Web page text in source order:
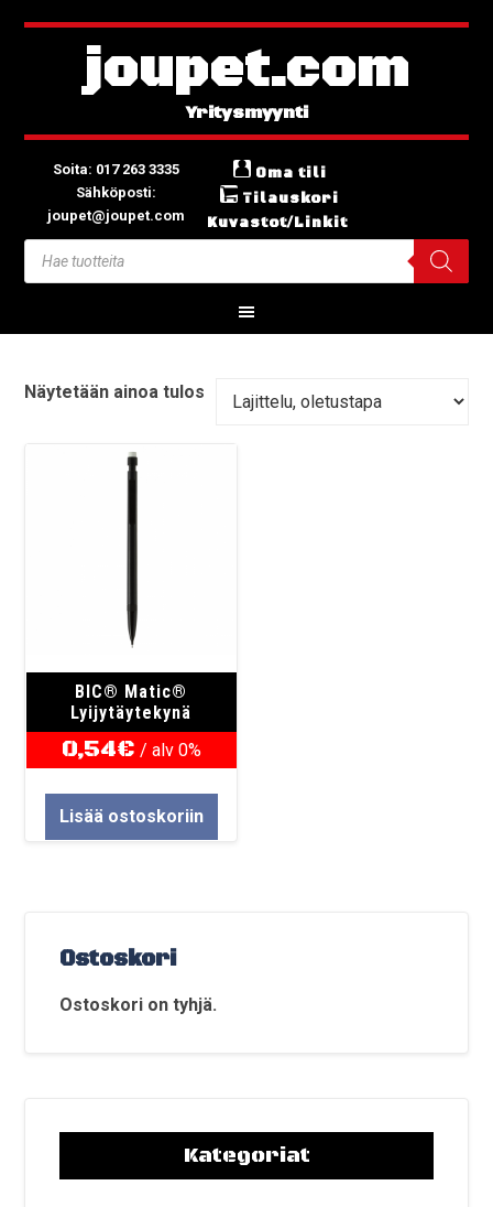
joupet.com
Soita: 017 263 3335
Sähköposti:
joupet@joupet.com
Oma tili
Tilauskori
Kuvastot/Linkit
Näytetään ainoa tulos
BIC® Matic®
Lyijytäytekynä
0,54€ / alv 0%
Lisää ostoskoriin
Ostoskori
Ostoskori on tyhjä.
Kategoriat